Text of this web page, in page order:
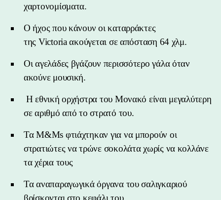
χαρτονομίσματα.
Ο ήχος που κάνουν οι καταρράκτες
της Victoria ακούγεται σε απόσταση 64 χλμ.
Οι αγελάδες βγάζουν περισσότερο γάλα όταν
ακούνε μουσική.
Η εθνική ορχήστρα του Μονακό είναι μεγαλύτερη
σε αριθμό από το στρατό του.
Τα M&Ms φτιάχτηκαν για να μπορούν οι
στρατιώτες να τρώνε σοκολάτα χωρίς να κολλάνε
τα χέρια τους
Τα αναπαραγωγικά όργανα του σαλιγκαριού
βρίσκονται στο κεφάλι του.